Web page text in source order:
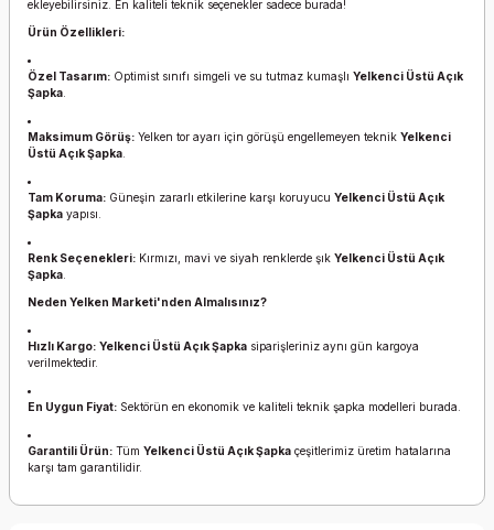
ekleyebilirsiniz. En kaliteli teknik seçenekler sadece burada!
Ürün Özellikleri:
Özel Tasarım: Optimist sınıfı simgeli ve su tutmaz kumaşlı Yelkenci Üstü Açık
Şapka
Maksimum Görüş: Yelken tor ayarı için görüşü engellemeyen teknik Yelkenci
Üstü Açık Şapka
Tam Koruma: Güneşin zararlı etkilerine karşı koruyucu Yelkenci Üstü Açık
Şapka yapısı.
Renk Seçenekleri: Kırmızı, mavi ve siyah renklerde şık Yelkenci Üstü Açık
Şapka
Neden Yelken Marketi'nden Almalısınız?
Hızlı Kargo: Yelkenci Üstü Açık Şapka siparişleriniz aynı gün kargoya
verilmektedir.
En Uygun Fiyat: Sektörün en ekonomik ve kaliteli teknik şapka modelleri burada.
Garantili Ürün: Tüm Yelkenci Üstü Açık Şapka çeşitlerimiz üretim hatalarına
karşı tam garantilidir.